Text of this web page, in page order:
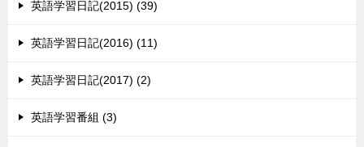
英語学習日記(2015) (39)
英語学習日記(2016) (11)
英語学習日記(2017) (2)
英語学習番組 (3)